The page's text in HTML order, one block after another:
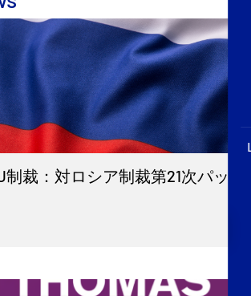
制裁：対ロシア制裁第21次パッ